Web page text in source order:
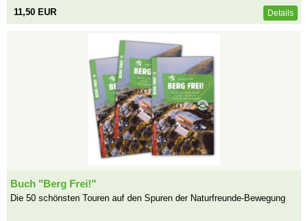
11,50 EUR Details
Buch "Berg Frei!"
Die 50 schönsten Touren auf den Spuren der Naturfreunde-Bewegung